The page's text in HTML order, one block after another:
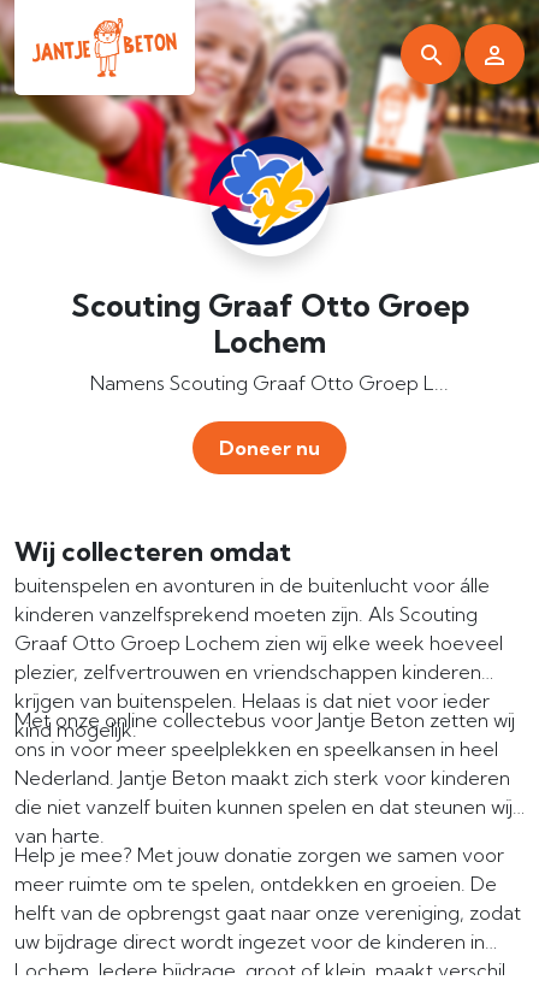
Scouting Graaf Otto Groep
Lochem
Namens Scouting Graaf Otto Groep L...
Doneer nu
Wij collecteren omdat
buitenspelen en avonturen in de buitenlucht voor álle
kinderen vanzelfsprekend moeten zijn. Als Scouting
Graaf Otto Groep Lochem zien wij elke week hoeveel
plezier, zelfvertrouwen en vriendschappen kinderen
krijgen van buitenspelen. Helaas is dat niet voor ieder
kind mogelijk.
Met onze online collectebus voor Jantje Beton zetten wij
ons in voor meer speelplekken en speelkansen in heel
Nederland. Jantje Beton maakt zich sterk voor kinderen
die niet vanzelf buiten kunnen spelen en dat steunen wij
van harte.
Help je mee? Met jouw donatie zorgen we samen voor
meer ruimte om te spelen, ontdekken en groeien. De
helft van de opbrengst gaat naar onze vereniging, zodat
uw bijdrage direct wordt ingezet voor de kinderen in
Lochem. Iedere bijdrage, groot of klein, maakt verschil.